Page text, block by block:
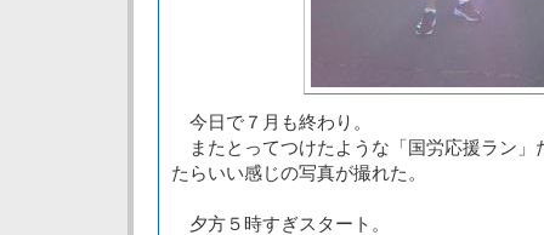
今日で７月も終わり。
またとってつけたような「国労応援ラン」
たらいい感じの写真が撮れた。
夕方５時すぎスタート。